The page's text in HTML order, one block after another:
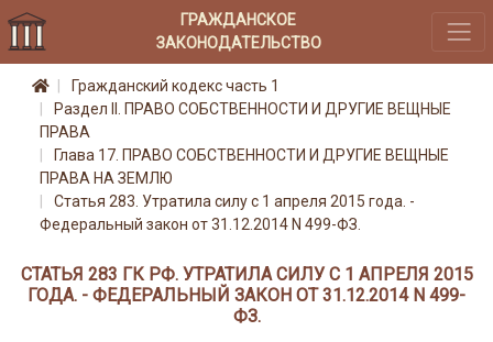
ГРАЖДАНСКОЕ
ЗАКОНОДАТЕЛЬСТВО
Гражданский кодекс часть 1
Раздел II. ПРАВО СОБСТВЕННОСТИ И ДРУГИЕ ВЕЩНЫЕ
ПРАВА
Глава 17. ПРАВО СОБСТВЕННОСТИ И ДРУГИЕ ВЕЩНЫЕ
ПРАВА НА ЗЕМЛЮ
Статья 283. Утратила силу с 1 апреля 2015 года. -
Федеральный закон от 31.12.2014 N 499-ФЗ.
СТАТЬЯ 283 ГК РФ. УТРАТИЛА СИЛУ С 1 АПРЕЛЯ 2015
ГОДА. - ФЕДЕРАЛЬНЫЙ ЗАКОН ОТ 31.12.2014 N 499-
ФЗ.